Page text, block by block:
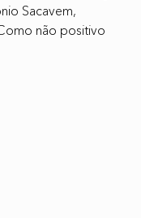
Sacavem,
não positivo